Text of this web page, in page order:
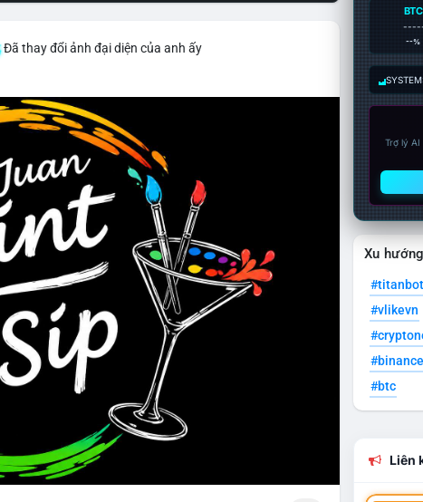
Đã thay đổi ảnh đại diện của anh ấy
BTC
--%
Trợ lý
Xu
#titanbot
#vlikevn
#btc
Liên